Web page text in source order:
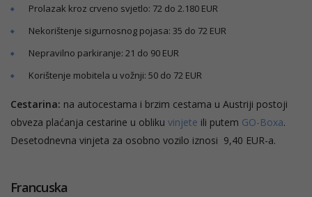
Prolazak kroz crveno svjetlo: 72 do 2.180 EUR
Nekorištenje sigurnosnog pojasa: 35 do 72 EUR
Nepravilno parkiranje: 21 do 90 EUR
Korištenje mobitela u vožnji: 50 do 72 EUR
Cestarina: na autocestama i brzim cestama u Austriji postoji
obveza plaćanja cestarine u obliku vinjete ili putem GO-Boxa.
Desetodnevna vinjeta za osobno vozilo iznosi 9,40 EUR-a.
Francuska